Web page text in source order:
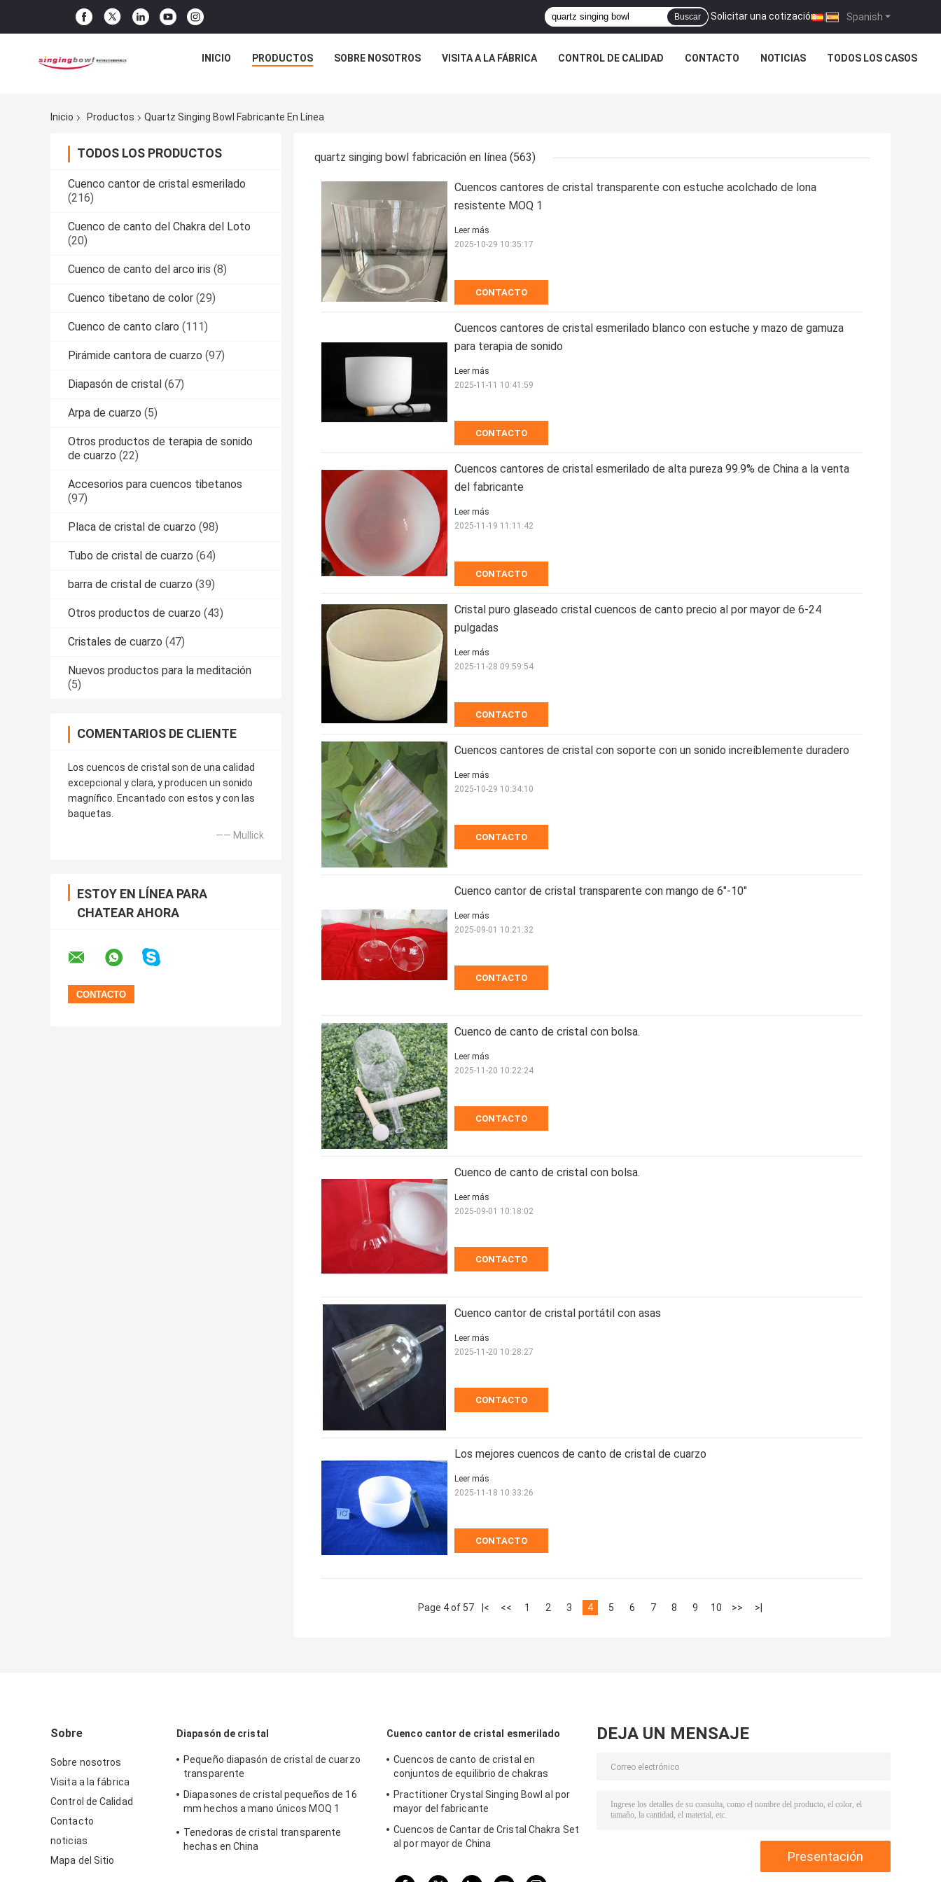
Spanish
Solicitar una cotización |
Buscar
INICIO PRODUCTOS SOBRE NOSOTROS VISITA A LA FÁBRICA CONTROL DE CALIDAD CONTACTO NOTICIAS TODOS LOS CASOS
Inicio Productos Quartz Singing Bowl Fabricante En Línea
TODOS LOS PRODUCTOS
Cuenco cantor de cristal esmerilado
(216)
Cuenco de canto del Chakra del Loto
(20)
Cuenco de canto del arco iris (8)
Cuenco tibetano de color (29)
Cuenco de canto claro (111)
Pirámide cantora de cuarzo (97)
Diapasón de cristal (67)
Arpa de cuarzo (5)
Otros productos de terapia de sonido
de cuarzo (22)
Accesorios para cuencos tibetanos
(97)
Placa de cristal de cuarzo (98)
Tubo de cristal de cuarzo (64)
barra de cristal de cuarzo (39)
Otros productos de cuarzo (43)
Cristales de cuarzo (47)
Nuevos productos para la meditación
(5)
COMENTARIOS DE CLIENTE
Los cuencos de cristal son de una calidad
excepcional y clara, y producen un sonido
magnífico. Encantado con estos y con las
baquetas.
—— Mullick
ESTOY EN LÍNEA PARA
CHATEAR AHORA
quartz singing bowl fabricación en línea (563)
Cuencos cantores de cristal transparente con estuche acolchado de lona
resistente MOQ 1
CONTACTO
Leer más
2025-10-29 10:35:17
Cuencos cantores de cristal esmerilado blanco con estuche y mazo de gamuza
para terapia de sonido
CONTACTO
Leer más
2025-11-11 10:41:59
Cuencos cantores de cristal esmerilado de alta pureza 99.9% de China a la venta
del fabricante
CONTACTO
Leer más
2025-11-19 11:11:42
Cristal puro glaseado cristal cuencos de canto precio al por mayor de 6-24
pulgadas
CONTACTO
Leer más
2025-11-28 09:59:54
Cuencos cantores de cristal con soporte con un sonido increíblemente duradero
CONTACTO
Leer más
2025-10-29 10:34:10
Cuenco cantor de cristal transparente con mango de 6"-10"
CONTACTO
Leer más
2025-09-01 10:21:32
Cuenco de canto de cristal con bolsa.
CONTACTO
Leer más
2025-11-20 10:22:24
Cuenco de canto de cristal con bolsa.
CONTACTO
Leer más
2025-09-01 10:18:02
Cuenco cantor de cristal portátil con asas
CONTACTO
Leer más
2025-11-20 10:28:27
Los mejores cuencos de canto de cristal de cuarzo
CONTACTO
Leer más
2025-11-18 10:33:26
Page 4 of 57 |< << 1 2 3 4 5 6 7 8 9 10 >> >|
Sobre
Sobre nosotros
Visita a la fábrica
Control de Calidad
Contacto
noticias
Mapa del Sitio
Diapasón de cristal
Pequeño diapasón de cristal de cuarzo
transparente
Diapasones de cristal pequeños de 16
mm hechos a mano únicos MOQ 1
Tenedoras de cristal transparente
hechas en China
Cuenco cantor de cristal esmerilado
Cuencos de canto de cristal en
conjuntos de equilibrio de chakras
Practitioner Crystal Singing Bowl al por
mayor del fabricante
Cuencos de Cantar de Cristal Chakra Set
al por mayor de China
DEJA UN MENSAJE